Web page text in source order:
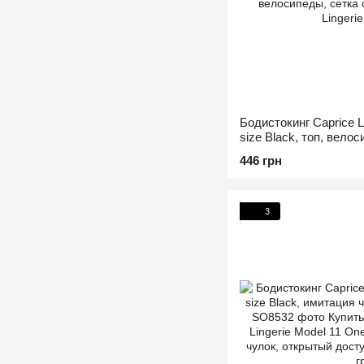
Бодистокинг Caprice
size Black, топ,
446 грн
3